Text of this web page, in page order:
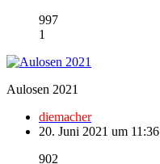
997
1
Aulosen 2021
diemacher
20. Juni 2021 um 11:36
902